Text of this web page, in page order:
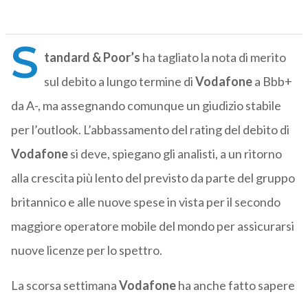
S tandard & Poor’s ha tagliato la nota di merito
sul debito a lungo termine diVodafonea Bbb+
da A-, ma assegnando comunque un giudizio stabile
per l’outlook. L’abbassamento del rating del debito di
Vodafonesi deve, spiegano gli analisti, a un ritorno
alla crescita più lento del previsto da parte del gruppo
britannico e alle nuove spese in vista per il secondo
maggiore operatore mobile del mondo per assicurarsi
nuove licenze per lo spettro.
La scorsa settimanaVodafoneha anche fatto sapere